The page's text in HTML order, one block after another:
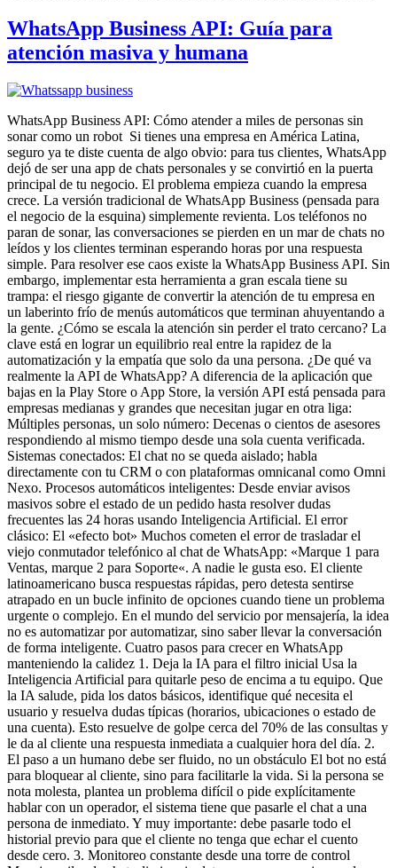
WhatsApp Business API: Guía para
atención masiva y humana
WhatsApp Business API: Cómo atender a miles de personas sin
sonar como un robot Si tienes una empresa en América Latina,
seguro ya te diste cuenta de algo obvio: para tus clientes, WhatsApp
dejó de ser una app de chats personales y se convirtió en la puerta
principal de tu negocio. El problema empieza cuando la empresa
crece. La versión tradicional de WhatsApp Business (pensada para
el negocio de la esquina) simplemente revienta. Los teléfonos no
paran de sonar, las conversaciones se pierden en un mar de chats no
leídos y los clientes terminan esperando horas por una respuesta
simple. Para resolver ese caos existe la WhatsApp Business API. Sin
embargo, implementar esta herramienta a gran escala tiene su
trampa: el riesgo gigante de convertir la atención de tu empresa en
un laberinto frío de menús automáticos que terminan ahuyentando a
la gente. ¿Cómo se escala la atención sin perder el trato cercano? La
clave está en lograr un equilibrio real entre la rapidez de la
automatización y la empatía que solo da una persona. ¿De qué va
realmente la API de WhatsApp? A diferencia de la aplicación que
bajas en la Play Store o App Store, la versión API está pensada para
empresas medianas y grandes que necesitan jugar en otra liga:
Múltiples personas, un solo número: Decenas o cientos de asesores
respondiendo al mismo tiempo desde una sola cuenta verificada.
Sistemas conectados: El chat no se queda aislado; habla
directamente con tu CRM o con plataformas omnicanal como Omni
Nexo. Procesos automáticos inteligentes: Desde enviar avisos
masivos sobre el estado de un pedido hasta resolver dudas
frecuentes las 24 horas usando Inteligencia Artificial. El error
clásico: El «efecto bot» Muchos cometen el error de trasladar el
viejo conmutador telefónico al chat de WhatsApp: «Marque 1 para
Ventas, marque 2 para Soporte«. A nadie le gusta eso. El cliente
latinoamericano busca respuestas rápidas, pero detesta sentirse
atrapado en un bucle infinito de opciones cuando tiene un problema
urgente o complejo. En el mundo del servicio por mensajería, la idea
no es automatizar por automatizar, sino saber llevar la conversación
de forma inteligente. Cuatro pasos para crecer en WhatsApp
manteniendo la calidez 1. Deja la IA para el filtro inicial Usa la
Inteligencia Artificial para quitarle peso de encima a tu equipo. Que
la IA salude, pida los datos básicos, identifique qué necesita el
usuario y resuelva dudas típicas (horarios, ubicaciones o estado de
una cuenta). Esto resuelve de golpe cerca del 70% de las consultas y
le da al cliente una respuesta inmediata a cualquier hora del día. 2.
El paso a un humano debe ser fluido, no un obstáculo El bot no está
para bloquear al cliente, sino para facilitarle la vida. Si la persona se
nota molesta, plantea un problema difícil o pide explícitamente
hablar con un operador, el sistema tiene que pasarle el chat a una
persona de inmediato. Y muy importante: debe pasarle todo el
historial previo para que el cliente no tenga que echar el cuento
desde cero. 3. Monitoreo constante desde una torre de control